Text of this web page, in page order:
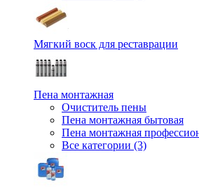
Мягкий воск для реставрации
Пена монтажная
Очиститель пены
Пена монтажная бытовая
Пена монтажная
Все категории (3)